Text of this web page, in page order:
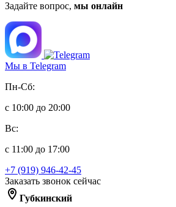
Задайте вопрос, мы онлайн
Мы в Telegram
Пн-Сб:
с 10:00 до 20:00
Вс:
с 11:00 до 17:00
+7 (919) 946-42-45
Заказать звонок сейчас
Губкинский